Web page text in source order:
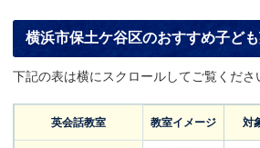
横浜市保土ケ谷区のおすすめ子ど
下記の表は横にスクロールしてご覧くださ
英会話教室 教室イメージ 対